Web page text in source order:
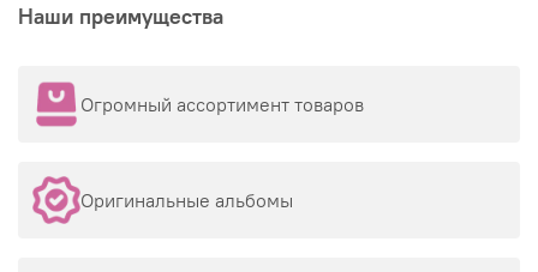
Наши преимущества
Огромный ассортимент товаров
Оригинальные альбомы